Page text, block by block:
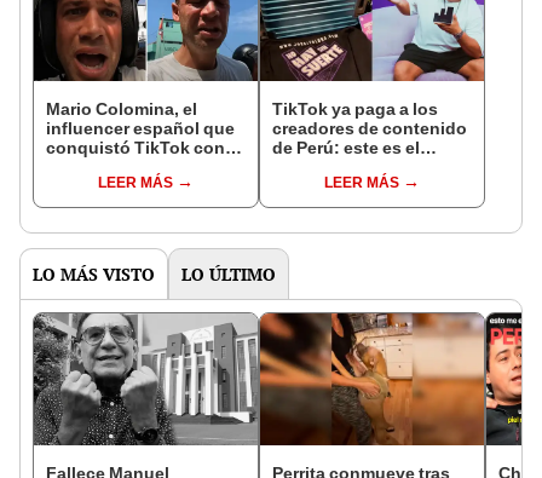
Mario Colomina, el
influencer español que
conquistó TikTok con
"Mi amor nació por la
gastronomía"
LEER MÁS
TikTok ya paga a los
creadores de contenido
de Perú: este es el
llegar a cobrar por 1.000
vistas
LEER MÁS
LO MÁS VISTO LO ÚLTIMO
Fallece Manuel
Perrita conmueve tras